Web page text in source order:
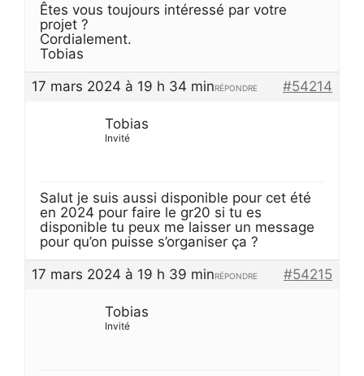
Êtes vous toujours intéressé par votre
projet ?
Cordialement.
Tobias
17 mars 2024 à 19 h 34 min
#54214
RÉPONDRE
Tobias
Invité
Salut je suis aussi disponible pour cet été
en 2024 pour faire le gr20 si tu es
disponible tu peux me laisser un message
pour qu’on puisse s’organiser ça ?
17 mars 2024 à 19 h 39 min
#54215
RÉPONDRE
Tobias
Invité